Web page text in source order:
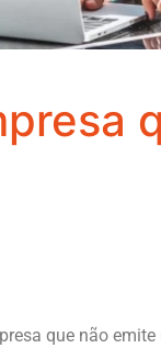
que não